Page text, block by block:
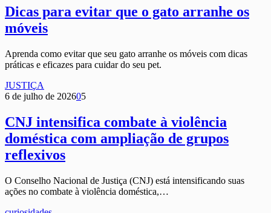
Dicas para evitar que o gato arranhe os
móveis
Aprenda como evitar que seu gato arranhe os móveis com dicas
práticas e eficazes para cuidar do seu pet.
JUSTIÇA
6 de julho de 202605
CNJ intensifica combate à violência
doméstica com ampliação de grupos
reflexivos
O Conselho Nacional de Justiça (CNJ) está intensificando suas
ações no combate à violência doméstica,…